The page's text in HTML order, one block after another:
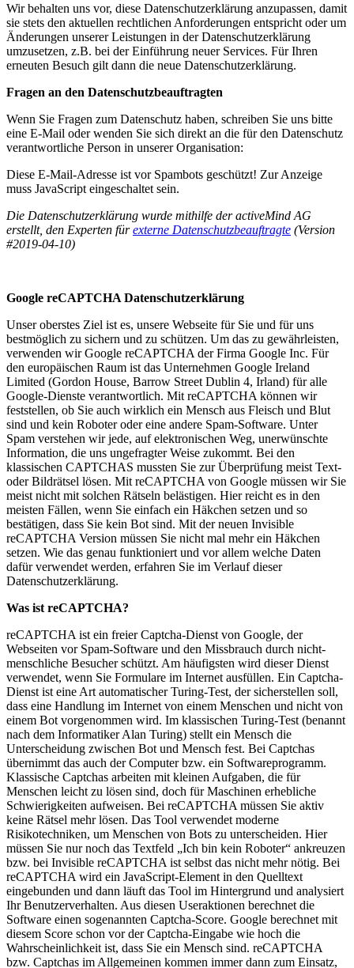
Wir behalten uns vor, diese Datenschutzerklärung anzupassen, damit
sie stets den aktuellen rechtlichen Anforderungen entspricht oder um
Änderungen unserer Leistungen in der Datenschutzerklärung
umzusetzen, z.B. bei der Einführung neuer Services. Für Ihren
erneuten Besuch gilt dann die neue Datenschutzerklärung.
Fragen an den Datenschutzbeauftragten
Wenn Sie Fragen zum Datenschutz haben, schreiben Sie uns bitte
eine E-Mail oder wenden Sie sich direkt an die für den Datenschutz
verantwortliche Person in unserer Organisation:
Diese E-Mail-Adresse ist vor Spambots geschützt! Zur Anzeige
muss JavaScript eingeschaltet sein.
Die Datenschutzerklärung wurde mithilfe der activeMind AG
erstellt, den Experten fürexterne Datenschutzbeauftragte (Version
#2019-04-10)
Google reCAPTCHA Datenschutzerklärung
Unser oberstes Ziel ist es, unsere Webseite für Sie und für uns
bestmöglich zu sichern und zu schützen. Um das zu gewährleisten,
verwenden wir Google reCAPTCHA der Firma Google Inc. Für
den europäischen Raum ist das Unternehmen Google Ireland
Limited (Gordon House, Barrow Street Dublin 4, Irland) für alle
Google-Dienste verantwortlich. Mit reCAPTCHA können wir
feststellen, ob Sie auch wirklich ein Mensch aus Fleisch und Blut
sind und kein Roboter oder eine andere Spam-Software. Unter
Spam verstehen wir jede, auf elektronischen Weg, unerwünschte
Information, die uns ungefragter Weise zukommt. Bei den
klassischen CAPTCHAS mussten Sie zur Überprüfung meist Text-
oder Bildrätsel lösen. Mit reCAPTCHA von Google müssen wir Sie
meist nicht mit solchen Rätseln belästigen. Hier reicht es in den
meisten Fällen, wenn Sie einfach ein Häkchen setzen und so
bestätigen, dass Sie kein Bot sind. Mit der neuen Invisible
reCAPTCHA Version müssen Sie nicht mal mehr ein Häkchen
setzen. Wie das genau funktioniert und vor allem welche Daten
dafür verwendet werden, erfahren Sie im Verlauf dieser
Datenschutzerklärung.
Was ist reCAPTCHA?
reCAPTCHA ist ein freier Captcha-Dienst von Google, der
Webseiten vor Spam-Software und den Missbrauch durch nicht-
menschliche Besucher schützt. Am häufigsten wird dieser Dienst
verwendet, wenn Sie Formulare im Internet ausfüllen. Ein Captcha-
Dienst ist eine Art automatischer Turing-Test, der sicherstellen soll,
dass eine Handlung im Internet von einem Menschen und nicht von
einem Bot vorgenommen wird. Im klassischen Turing-Test (benannt
nach dem Informatiker Alan Turing) stellt ein Mensch die
Unterscheidung zwischen Bot und Mensch fest. Bei Captchas
übernimmt das auch der Computer bzw. ein Softwareprogramm.
Klassische Captchas arbeiten mit kleinen Aufgaben, die für
Menschen leicht zu lösen sind, doch für Maschinen erhebliche
Schwierigkeiten aufweisen. Bei reCAPTCHA müssen Sie aktiv
keine Rätsel mehr lösen. Das Tool verwendet moderne
Risikotechniken, um Menschen von Bots zu unterscheiden. Hier
müssen Sie nur noch das Textfeld „Ich bin kein Roboter“ ankreuzen
bzw. bei Invisible reCAPTCHA ist selbst das nicht mehr nötig. Bei
reCAPTCHA wird ein JavaScript-Element in den Quelltext
eingebunden und dann läuft das Tool im Hintergrund und analysiert
Ihr Benutzerverhalten. Aus diesen Useraktionen berechnet die
Software einen sogenannten Captcha-Score. Google berechnet mit
diesem Score schon vor der Captcha-Eingabe wie hoch die
Wahrscheinlichkeit ist, dass Sie ein Mensch sind. reCAPTCHA
bzw. Captchas im Allgemeinen kommen immer dann zum Einsatz,